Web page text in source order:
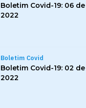
Boletim Covid-19: 06
2022
Boletim Covid
Boletim Covid-19: 02
2022